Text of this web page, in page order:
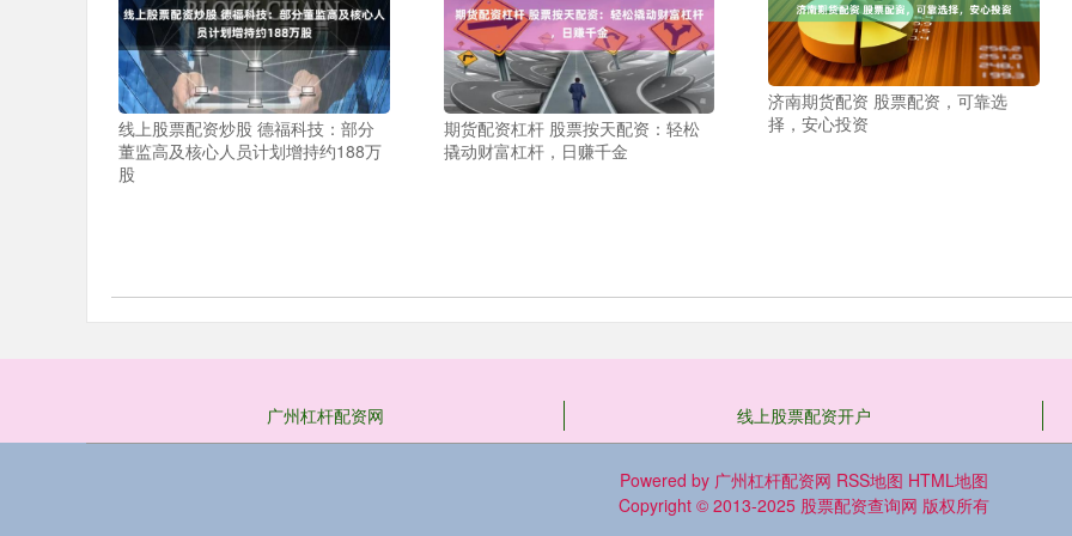
线上股票配资炒股 德福科技：部分
董监高及核心人员计划增持约188万
股
期货配资杠杆 股票按天配资：轻松
撬动财富杠杆，日赚千金
济南期货配资 股票配资，可靠选
择，安心投资
广州杠杆配资网 线上股票配资开户
Powered by 广州杠杆配资网 RSS地图 HTML地图
Copyright © 2013-2025 股票配资查询网 版权所有